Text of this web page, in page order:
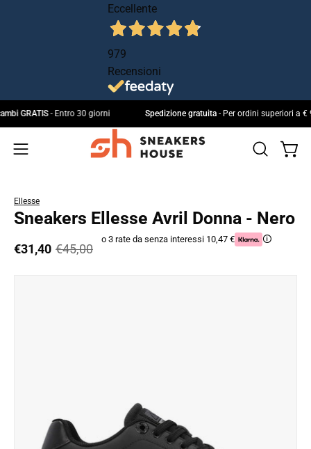
Eccellente
979
Recensioni
cambi GRATIS- Entro 30 giorni Spedizione gratuita- Per ordini superiori
Apri
navigazione
Apri
di
ricerca
Apri
Ellesse
Sneakers Ellesse Avril Donna - Nero
€31,40 €45,00
o 3 rate da senza interessi 10,47 € 🛈